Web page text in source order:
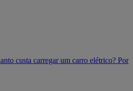
custa carregar um carro elétrico? Por